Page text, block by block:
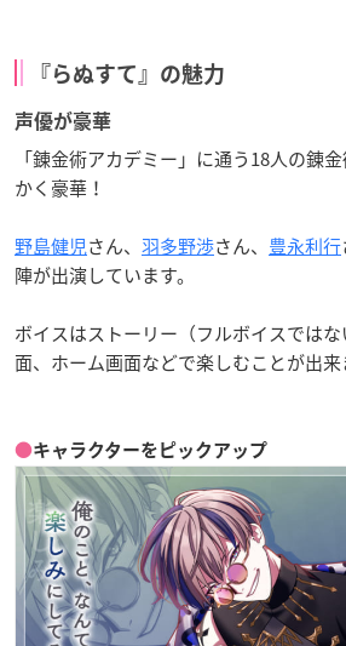
『らぬすて』の魅力
声優が豪華
「錬金術アカデミー」に通う18人の錬
かく豪華！
野島健児さん、 羽多野渉さん、 豊永利行
陣が出演しています。
ボイスはストーリー（フルボイスでは
面、ホーム画面などで楽しむことが出来
●キャラクターをピックアップ